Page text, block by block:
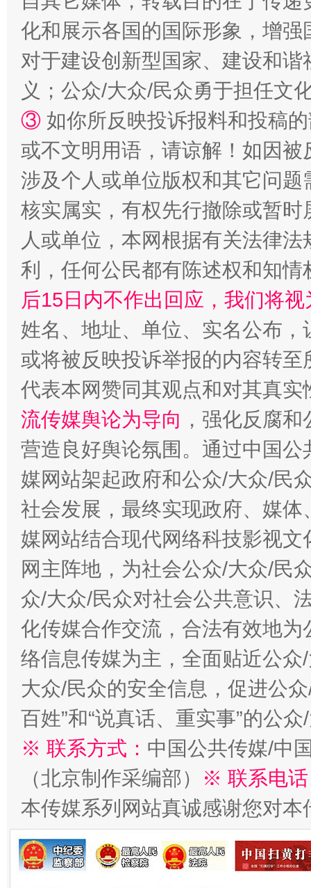
招工难、用工荒背后
网上购药对药下症？
这是一记警钟！ 谢
在谋一域中谋全局
习近平的博鳌关键词
魏明亮
化和展示各国的国际形象，增
对于建设创新型国家、建设和
义；公众/大众/民众勇于担任文
③ 如你所反映投诉报料和投稿
或不文明用语，请谅解！如因
涉及个人或单位版权和其它问题
核实属实，有权先行撤除或暂
人或单位，本网根据有关法律
利，任何公民都有陈述权和知情
后15日内不作出回应，我们将
姓名、地址、单位、实名公布
或将被反映投诉举报的内容转
代表本网赞同其观点和对其真实
流传媒舆论为导向 ，强化反腐
营造良好舆论氛围。通过中国
媒网站架起政府和公众/大众/民
社会发展，最终实现政府、媒
媒网站结合现代网络科技影视
网主阵地，为社会公众/大众/民
众/大众/民众对社会公共意识、
化传媒合作交流，合法有效地
络信息传媒为主，全面贴近公
大众/民众的安全信息，促进公
百姓”和“说真话、重实事”的公
※ 联系方式： 中国公共传媒/中
（北京制作采编部）
※ 联系电
本传媒系列网站真诚感谢您对